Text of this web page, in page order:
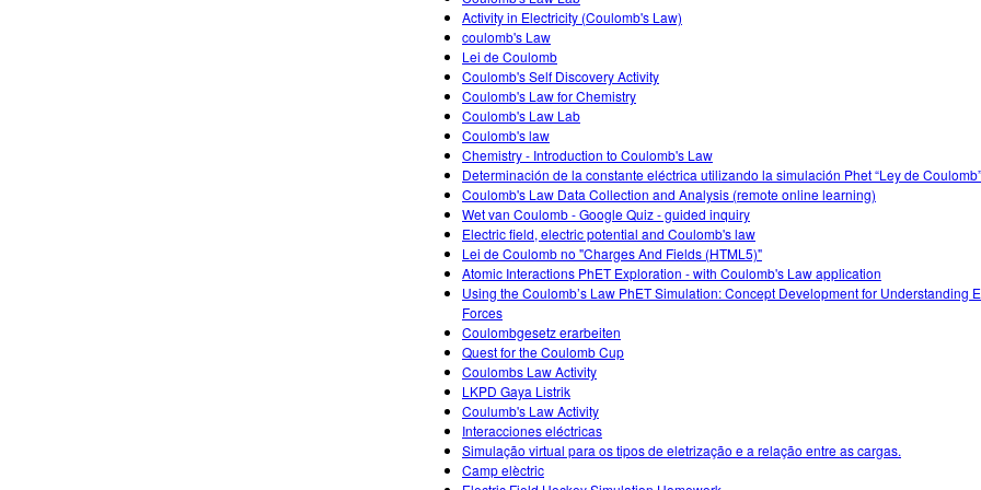
Activity in Electricity (Coulomb's Law)
coulomb's Law
Lei de Coulomb
Coulomb's Self Discovery Activity
Coulomb's Law for Chemistry
Coulomb's Law Lab
Coulomb's law
Chemistry - Introduction to Coulomb's Law
Determinación de la constante eléctrica utilizando la simulación Phet “Ley de Coulomb”
Coulomb's Law Data Collection and Analysis (remote online learning)
Wet van Coulomb - Google Quiz - guided inquiry
Electric field, electric potential and Coulomb's law
Lei de Coulomb no "Charges And Fields (HTML5)"
Atomic Interactions PhET Exploration - with Coulomb's Law application
Using the Coulomb’s Law PhET Simulation: Concept Development for Understanding
Forces
Coulombgesetz erarbeiten
Quest for the Coulomb Cup
Coulombs Law Activity
LKPD Gaya Listrik
Coulumb's Law Activity
Interacciones eléctricas
Simulação virtual para os tipos de eletrização e a relação entre as cargas.
Camp elèctric